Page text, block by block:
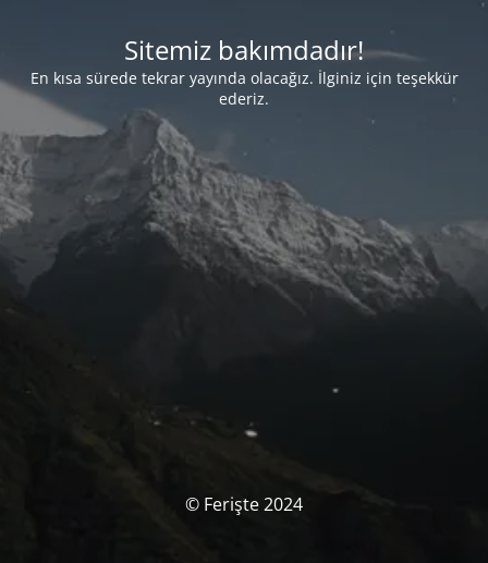
Sitemiz bakımdadır!
En kısa sürede tekrar yayında olacağız. İlginiz için teşekkür
ederiz.
© Ferişte 2024